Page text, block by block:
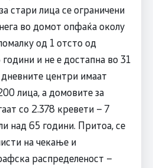
стари лица се ограничени
во домот опфаќа околу
од 1 отсто од
и не е достапна во 31
центри имаат
лица, а домовите за
со 2.378 кревети – 7
над 65 години. Притоа, се
на чекање и
распределеност –